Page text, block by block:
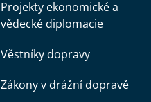
Projekty ekonomické a
vědecké diplomacie
Věstníky dopravy
Zákony v drážní dopravě